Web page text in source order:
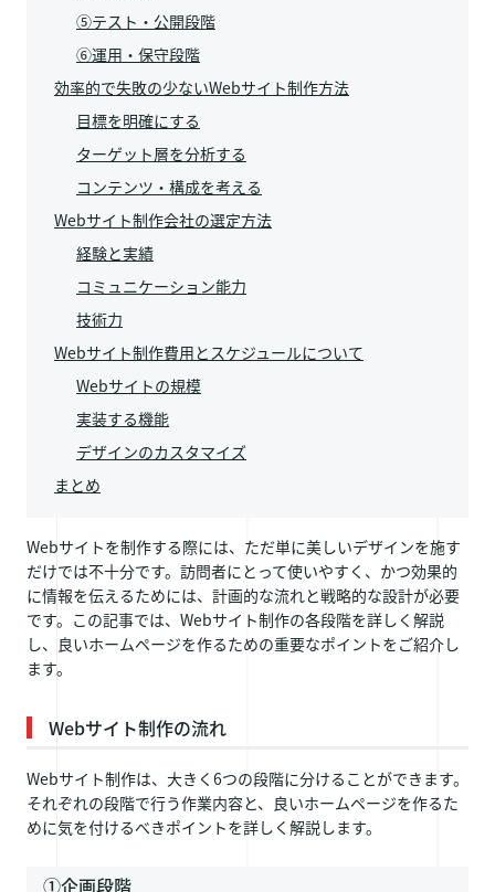
⑤テスト・公開段階
⑥運用・保守段階
効率的で失敗の少ないWebサイト制作方法
目標を明確にする
ターゲット層を分析する
コンテンツ・構成を考える
Webサイト制作会社の選定方法
経験と実績
コミュニケーション能力
技術力
Webサイト制作費用とスケジュールについて
Webサイトの規模
実装する機能
デザインのカスタマイズ
まとめ
Webサイトを制作する際には、ただ単に美しいデザインを施す
だけでは不十分です。訪問者にとって使いやすく、かつ効果的
に情報を伝えるためには、計画的な流れと戦略的な設計が必要
です。この記事では、Webサイト制作の各段階を詳しく解説
し、良いホームページを作るための重要なポイントをご紹介し
ます。
Webサイト制作の流れ
Webサイト制作は、大きく6つの段階に分けることができます。
それぞれの段階で行う作業内容と、良いホームページを作るた
めに気を付けるべきポイントを詳しく解説します。
①企画段階